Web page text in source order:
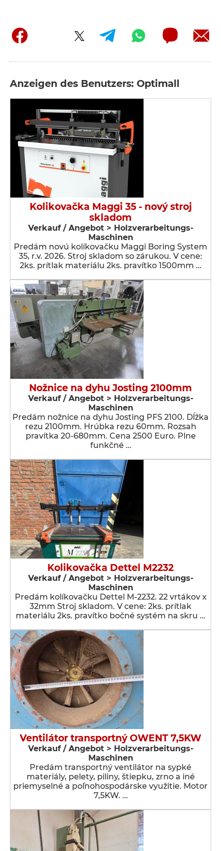
Anzeigen des Benutzers: Optimall
Kolikovačka Maggi 35 - nový stroj
skladom
Verkauf / Angebot > Holzverarbeitungs-
Maschinen
Predám novú kolíkovačku Maggi Boring System
35, r.v. 2026. Stroj skladom so zárukou. V cene:
2ks. prítlak materiálu 2ks. pravítko 1500mm …
Nožnice na dyhu Josting 2100mm
Verkauf / Angebot > Holzverarbeitungs-
Maschinen
Predám nožnice na dyhu Josting PFS 2100. Dĺžka
rezu 2100mm. Hrúbka rezu 60mm. Rozsah
pravítka 20-680mm. Cena 2500 Euro. Plne
funkčné …
Kolikovačka Dettel M2232
Verkauf / Angebot > Holzverarbeitungs-
Maschinen
Predám kolíkovačku Dettel M-2232. 22 vrtákov x
32mm Stroj skladom. V cene: 2ks. prítlak
materiálu 2ks. pravítko bočné systém na skru …
Ventilátor transportný OWENT 7,5KW
Verkauf / Angebot > Holzverarbeitungs-
Maschinen
Predám transportný ventilátor na sypké
materiály, pelety, piliny, štiepku, zrno a iné
priemyselné a poľnohospodárske využitie. Motor
7,5KW. …